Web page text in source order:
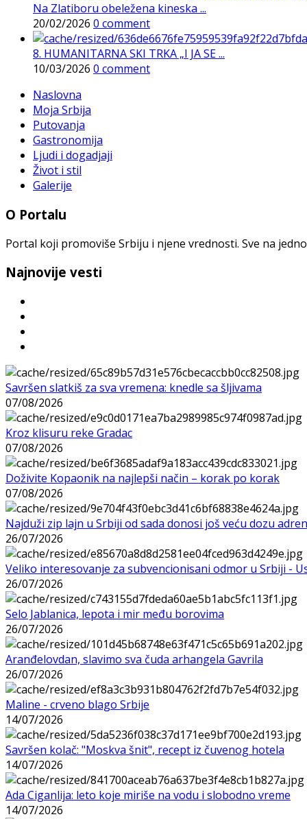
Na Zlatiboru obeležena kineska ...
20/02/2026 0 comment
8. HUMANITARNA SKI TRKA „I JA SE ...
10/03/2026 0 comment
Naslovna
Moja Srbija
Putovanja
Gastronomija
Ljudi i dogadjaji
Život i stil
Galerije
O Portalu
Portal koji promoviše Srbiju i njene vrednosti. Sve na
Najnovije vesti
Savršen slatkiš za sva vremena: knedle sa šljivama
07/08/2026
Kroz klisuru reke Gradac
07/08/2026
Doživite Kopaonik na najlepši način – korak po korak
07/08/2026
Najduži zip lajn u Srbiji od sada donosi još veću dozu
26/07/2026
Veliko interesovanje za subvencionisani odmor u Srbiji -
26/07/2026
Selo Jablanica, lepota i mir među borovima
26/07/2026
Aranđelovdan, slavimo sva čuda arhangela Gavrila
26/07/2026
Maline - crveno blago Srbije
14/07/2026
Savršen kolač: "Moskva šnit", recept iz čuvenog hotela
14/07/2026
Ada Ciganlija: leto koje miriše na vodu i slobodno vreme
14/07/2026